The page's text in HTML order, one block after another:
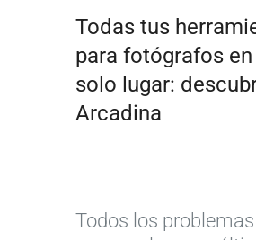
Todas tus
para fotógrafos en
solo lugar:
Arcadina
Todos los